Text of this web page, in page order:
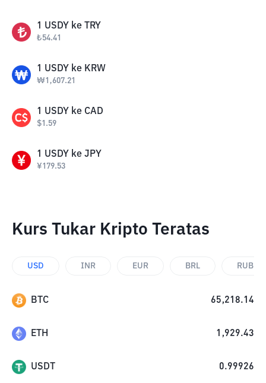
1 USDY ke TRY
₺54.41
1 USDY ke KRW
₩1,607.21
1 USDY ke CAD
$1.59
1 USDY ke JPY
¥179.53
Kurs Tukar Kripto Teratas
USD INR EUR BRL RUB
BTC 65,218.14
ETH 1,929.43
USDT 0.99926